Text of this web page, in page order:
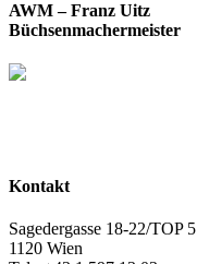
AWM – Franz Uitz
Büchsenmachermeister
Kontakt
Sagedergasse 18-22/TOP 5
1120 Wien